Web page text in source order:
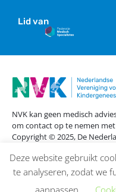
Lid van
NVK kan geen medisch
om contact op te nemen
Copyright © 2025, De
DisclaimerPrivacybeleid
Deze website gebruikt
te analyseren, zodat we
aanpassen.